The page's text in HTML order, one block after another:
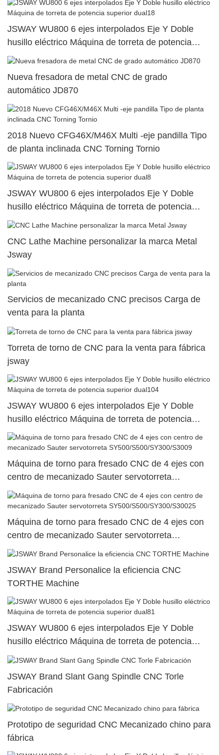
JSWAY WU800 6 ejes interpolados Eje Y Doble
husillo eléctrico Máquina de torreta de potencia
superior dual18
Nueva fresadora de metal CNC de grado
automático JD870
2018 Nuevo CFG46X/M46X Multi -eje pandilla Tipo
de planta inclinada CNC Torning Tornio
JSWAY WU800 6 ejes interpolados Eje Y Doble
husillo eléctrico Máquina de torreta de potencia
superior dual8
CNC Lathe Machine personalizar la marca Metal
Jsway
Servicios de mecanizado CNC precisos Carga de
venta para la planta
Torreta de torno de CNC para la venta para fábrica
jsway
JSWAY WU800 6 ejes interpolados Eje Y Doble
husillo eléctrico Máquina de torreta de potencia
superior dual104
Máquina de torno para fresado CNC de 4 ejes con
centro de mecanizado Sauter servotorreta
SY500/S500/SY300/S3009
Máquina de torno para fresado CNC de 4 ejes con
centro de mecanizado Sauter servotorreta
SY500/S500/SY300/S30025
JSWAY Brand Personalice la eficiencia CNC
TORTHE Machine
JSWAY WU800 6 ejes interpolados Eje Y Doble
husillo eléctrico Máquina de torreta de potencia
superior dual81
JSWAY Brand Slant Gang Spindle CNC Torle
Fabricación
Prototipo de seguridad CNC Mecanizado chino para
fábrica